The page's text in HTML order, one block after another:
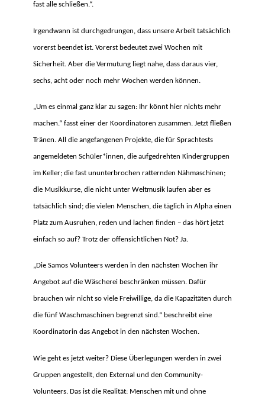
fast alle schließen.“.
Irgendwann ist durchgedrungen, dass unsere Arbeit tatsächlich
vorerst beendet ist. Vorerst bedeutet zwei Wochen mit
Sicherheit. Aber die Vermutung liegt nahe, dass daraus vier,
sechs, acht oder noch mehr Wochen werden können.
„Um es einmal ganz klar zu sagen: Ihr könnt hier nichts mehr
machen.“ fasst einer der Koordinatoren zusammen. Jetzt fließen
Tränen. All die angefangenen Projekte, die für Sprachtests
angemeldeten Schüler*innen, die aufgedrehten Kindergruppen
im Keller; die fast ununterbrochen ratternden Nähmaschinen;
die Musikkurse, die nicht unter Weltmusik laufen aber es
tatsächlich sind; die vielen Menschen, die täglich in Alpha einen
Platz zum Ausruhen, reden und lachen finden – das hört jetzt
einfach so auf? Trotz der offensichtlichen Not? Ja.
„Die Samos Volunteers werden in den nächsten Wochen ihr
Angebot auf die Wäscherei beschränken müssen. Dafür
brauchen wir nicht so viele Freiwillige, da die Kapazitäten durch
die fünf Waschmaschinen begrenzt sind.“ beschreibt eine
Koordinatorin das Angebot in den nächsten Wochen.
Wie geht es jetzt weiter? Diese Überlegungen werden in zwei
Gruppen angestellt, den External und den Community-
Volunteers. Das ist die Realität: Menschen mit und ohne